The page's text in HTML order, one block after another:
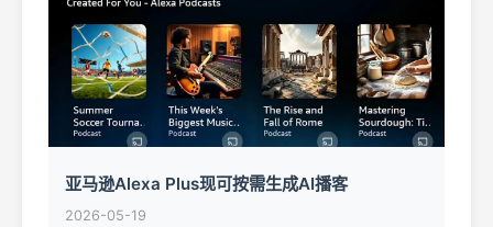
亚马逊Alexa Plus现可按需生成AI播客
2026-05-19